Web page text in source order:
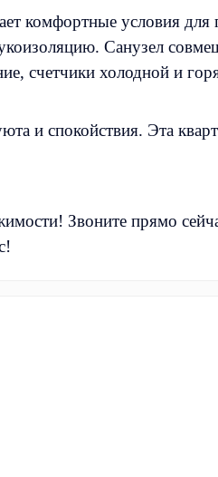
комфортные условия
Санузел
счетчики холодной и
и спокойствия. Эта
Звоните прямо